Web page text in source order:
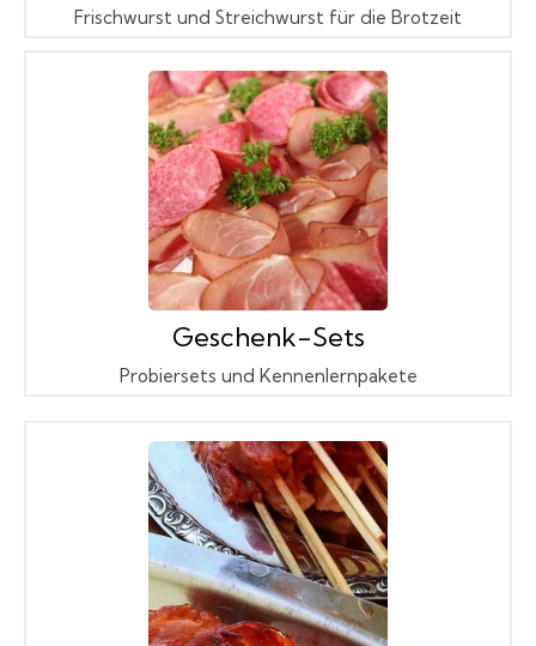
Frischwurst und Streichwurst für die Brotzeit
Geschenk-Sets
Probiersets und Kennenlernpakete